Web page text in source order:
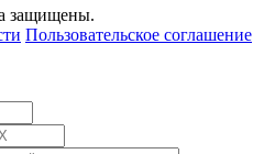
защищены.
Пользовательское соглашение